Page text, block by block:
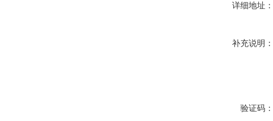
详细地址：
补充说明：
验证码：